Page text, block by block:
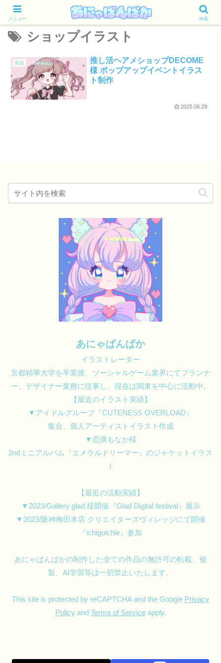
ショップイラスト
実績
推し活ヘアメショップDECOME
様 ポップアップイベントイラス
ト制作
2025.06.29
あにゃぱんぱか
イラストレーター
京都精華大学を卒業後、ソーシャルゲーム業界にてプランナ
ー、デザイナー業務に従事し、現在は関東を中心に活動中。
【最近のイラスト実績】
▼アイドルグループ『CUTENESS OVERLOAD』
集合、個人アーティストイラスト作成
▼恋摘もなか様
2ndミニアルバム『エメラルドリーマー』のジャケットイラス
ト
【最近の活動実績】
▼2023/Gallery glad.様開催『Glad Digital festival』展示
▼2023/阪神梅田本店 クリエイターズヴィレッジにて開催
『ichigoichie』参加
あにゃぱんぱかの制作した全ての作品の無許可の転載、複
製、AI学習等は一切禁止いたします。
This site is protected by reCAPTCHA and the Google Privacy
Policyand Terms of Serviceapply.
メニュー 検索